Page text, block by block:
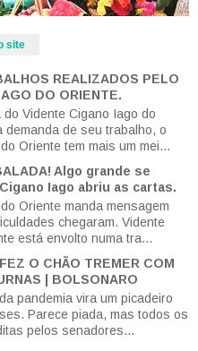
site
REALIZADOS PELO
DO ORIENTE.
Vidente Cigano Iago do
demanda de seu trabalho, o
Oriente tem mais um mei...
Algo grande se
Iago abriu as cartas.
Oriente manda mensagem
chegaram. Vidente
está envolto numa tra...
O CHÃO TREMER COM
| BOLSONARO
pandemia vira um picadeiro
Parece piada, mas todos os
pelos senadores...